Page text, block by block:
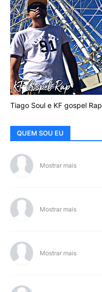
Tiago Soul e KF gospel Rap
QUEM SOU EU
Mostrar mais
Mostrar mais
Mostrar mais